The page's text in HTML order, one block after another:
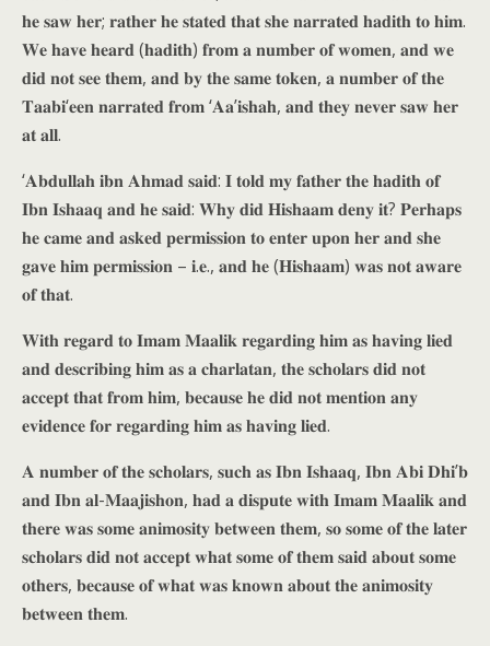
𝐡𝐞 𝐬𝐚𝐰 𝐡𝐞𝐫; 𝐫𝐚𝐭𝐡𝐞𝐫 𝐡𝐞 𝐬𝐭𝐚𝐭𝐞𝐝 𝐭𝐡𝐚𝐭 𝐬𝐡𝐞 𝐧𝐚𝐫𝐫𝐚𝐭𝐞𝐝 𝐡𝐚𝐝𝐢𝐭𝐡 𝐭𝐨 𝐡𝐢𝐦.
𝐖𝐞 𝐡𝐚𝐯𝐞 𝐡𝐞𝐚𝐫𝐝 (𝐡𝐚𝐝𝐢𝐭𝐡) 𝐟𝐫𝐨𝐦 𝐚 𝐧𝐮𝐦𝐛𝐞𝐫 𝐨𝐟 𝐰𝐨𝐦𝐞𝐧, 𝐚𝐧𝐝 𝐰𝐞
𝐝𝐢𝐝 𝐧𝐨𝐭 𝐬𝐞𝐞 𝐭𝐡𝐞𝐦, 𝐚𝐧𝐝 𝐛𝐲 𝐭𝐡𝐞 𝐬𝐚𝐦𝐞 𝐭𝐨𝐤𝐞𝐧, 𝐚 𝐧𝐮𝐦𝐛𝐞𝐫 𝐨𝐟 𝐭𝐡𝐞
𝐓𝐚𝐚𝐛𝐢‘𝐞𝐞𝐧 𝐧𝐚𝐫𝐫𝐚𝐭𝐞𝐝 𝐟𝐫𝐨𝐦 ‘𝐀𝐚’𝐢𝐬𝐡𝐚𝐡, 𝐚𝐧𝐝 𝐭𝐡𝐞𝐲 𝐧𝐞𝐯𝐞𝐫 𝐬𝐚𝐰 𝐡𝐞𝐫
𝐚𝐭 𝐚𝐥𝐥.
‘𝐀𝐛𝐝𝐮𝐥𝐥𝐚𝐡 𝐢𝐛𝐧 𝐀𝐡𝐦𝐚𝐝 𝐬𝐚𝐢𝐝: 𝐈 𝐭𝐨𝐥𝐝 𝐦𝐲 𝐟𝐚𝐭𝐡𝐞𝐫 𝐭𝐡𝐞 𝐡𝐚𝐝𝐢𝐭𝐡 𝐨𝐟
𝐈𝐛𝐧 𝐈𝐬𝐡𝐚𝐚𝐪 𝐚𝐧𝐝 𝐡𝐞 𝐬𝐚𝐢𝐝: 𝐖𝐡𝐲 𝐝𝐢𝐝 𝐇𝐢𝐬𝐡𝐚𝐚𝐦 𝐝𝐞𝐧𝐲 𝐢𝐭? 𝐏𝐞𝐫𝐡𝐚𝐩𝐬
𝐡𝐞 𝐜𝐚𝐦𝐞 𝐚𝐧𝐝 𝐚𝐬𝐤𝐞𝐝 𝐩𝐞𝐫𝐦𝐢𝐬𝐬𝐢𝐨𝐧 𝐭𝐨 𝐞𝐧𝐭𝐞𝐫 𝐮𝐩𝐨𝐧 𝐡𝐞𝐫 𝐚𝐧𝐝 𝐬𝐡𝐞
𝐠𝐚𝐯𝐞 𝐡𝐢𝐦 𝐩𝐞𝐫𝐦𝐢𝐬𝐬𝐢𝐨𝐧 – 𝐢.𝐞., 𝐚𝐧𝐝 𝐡𝐞 (𝐇𝐢𝐬𝐡𝐚𝐚𝐦) 𝐰𝐚𝐬 𝐧𝐨𝐭 𝐚𝐰𝐚𝐫𝐞
𝐨𝐟 𝐭𝐡𝐚𝐭.
𝐖𝐢𝐭𝐡 𝐫𝐞𝐠𝐚𝐫𝐝 𝐭𝐨 𝐈𝐦𝐚𝐦 𝐌𝐚𝐚𝐥𝐢𝐤 𝐫𝐞𝐠𝐚𝐫𝐝𝐢𝐧𝐠 𝐡𝐢𝐦 𝐚𝐬 𝐡𝐚𝐯𝐢𝐧𝐠 𝐥𝐢𝐞𝐝
𝐚𝐧𝐝 𝐝𝐞𝐬𝐜𝐫𝐢𝐛𝐢𝐧𝐠 𝐡𝐢𝐦 𝐚𝐬 𝐚 𝐜𝐡𝐚𝐫𝐥𝐚𝐭𝐚𝐧, 𝐭𝐡𝐞 𝐬𝐜𝐡𝐨𝐥𝐚𝐫𝐬 𝐝𝐢𝐝 𝐧𝐨𝐭
𝐚𝐜𝐜𝐞𝐩𝐭 𝐭𝐡𝐚𝐭 𝐟𝐫𝐨𝐦 𝐡𝐢𝐦, 𝐛𝐞𝐜𝐚𝐮𝐬𝐞 𝐡𝐞 𝐝𝐢𝐝 𝐧𝐨𝐭 𝐦𝐞𝐧𝐭𝐢𝐨𝐧 𝐚𝐧𝐲
𝐞𝐯𝐢𝐝𝐞𝐧𝐜𝐞 𝐟𝐨𝐫 𝐫𝐞𝐠𝐚𝐫𝐝𝐢𝐧𝐠 𝐡𝐢𝐦 𝐚𝐬 𝐡𝐚𝐯𝐢𝐧𝐠 𝐥𝐢𝐞𝐝.
𝐀 𝐧𝐮𝐦𝐛𝐞𝐫 𝐨𝐟 𝐭𝐡𝐞 𝐬𝐜𝐡𝐨𝐥𝐚𝐫𝐬, 𝐬𝐮𝐜𝐡 𝐚𝐬 𝐈𝐛𝐧 𝐈𝐬𝐡𝐚𝐚𝐪, 𝐈𝐛𝐧 𝐀𝐛𝐢 𝐃𝐡𝐢’𝐛
𝐚𝐧𝐝 𝐈𝐛𝐧 𝐚𝐥-𝐌𝐚𝐚𝐣𝐢𝐬𝐡𝐨𝐧, 𝐡𝐚𝐝 𝐚 𝐝𝐢𝐬𝐩𝐮𝐭𝐞 𝐰𝐢𝐭𝐡 𝐈𝐦𝐚𝐦 𝐌𝐚𝐚𝐥𝐢𝐤 𝐚𝐧𝐝
𝐭𝐡𝐞𝐫𝐞 𝐰𝐚𝐬 𝐬𝐨𝐦𝐞 𝐚𝐧𝐢𝐦𝐨𝐬𝐢𝐭𝐲 𝐛𝐞𝐭𝐰𝐞𝐞𝐧 𝐭𝐡𝐞𝐦, 𝐬𝐨 𝐬𝐨𝐦𝐞 𝐨𝐟 𝐭𝐡𝐞 𝐥𝐚𝐭𝐞𝐫
𝐬𝐜𝐡𝐨𝐥𝐚𝐫𝐬 𝐝𝐢𝐝 𝐧𝐨𝐭 𝐚𝐜𝐜𝐞𝐩𝐭 𝐰𝐡𝐚𝐭 𝐬𝐨𝐦𝐞 𝐨𝐟 𝐭𝐡𝐞𝐦 𝐬𝐚𝐢𝐝 𝐚𝐛𝐨𝐮𝐭 𝐬𝐨𝐦𝐞
𝐨𝐭𝐡𝐞𝐫𝐬, 𝐛𝐞𝐜𝐚𝐮𝐬𝐞 𝐨𝐟 𝐰𝐡𝐚𝐭 𝐰𝐚𝐬 𝐤𝐧𝐨𝐰𝐧 𝐚𝐛𝐨𝐮𝐭 𝐭𝐡𝐞 𝐚𝐧𝐢𝐦𝐨𝐬𝐢𝐭𝐲
𝐛𝐞𝐭𝐰𝐞𝐞𝐧 𝐭𝐡𝐞𝐦.